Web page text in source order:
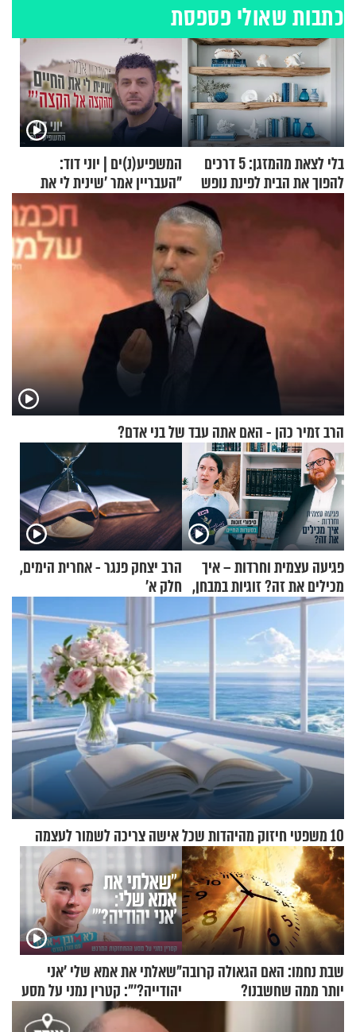
כתבות שאולי פספסת
בלי לצאת מהמזגן: 5 דרכים
להפוך את הבית לפינת נופש
המשפיע(נ)ים | יוני דוד:
"העבריין אמר 'שינית לי את
החיים מהקצה אל הקצה'"
הרב זמיר כהן - האם אתה עבד של בני אדם?
פגיעה עצמית וחרדות – איך
מכילים את זה? זוגיות במבחן,
הפעם עם יהודית ואלתר כהן
הרב יצחק פנגר - אחרית הימים,
חלק א’
10 משפטי חיזוק מהיהדות שכל אישה צריכה לשמור לעצמה
שבת נחמו: האם הגאולה קרובה
יותר ממה שחשבנו?
"שאלתי את אמא שלי 'אני
יהודייה?'": קטרין נמני על מסע
ההתחזקות המרגש